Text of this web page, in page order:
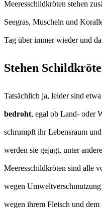
Meeresschildkröten stehen
Seegras, Muscheln und
Tag über immer wieder und
Stehen
Tatsächlich ja, leider sind etwa
bedroht, egal ob Land- oder
schrumpft ihr Lebensraum
werden sie gejagt, unter
Meeresschildkröten sind alle
wegen
wegen ihrem Fleisch und